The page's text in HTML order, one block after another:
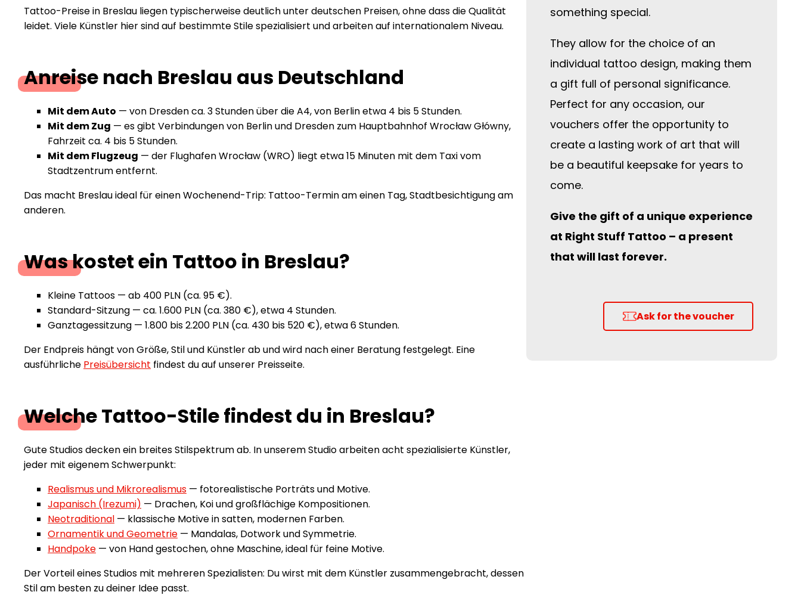
Tattoo-Preise in Breslau liegen typischerweise deutlich unter deutschen Preisen, ohne dass die Qualität
leidet. Viele Künstler hier sind auf bestimmte Stile spezialisiert und arbeiten auf internationalem Niveau.
Anreise nach Breslau aus Deutschland
Mit dem Auto — von Dresden ca. 3 Stunden über die A4, von Berlin etwa 4 bis 5 Stunden.
Mit dem Zug — es gibt Verbindungen von Berlin und Dresden zum Hauptbahnhof Wrocław Główny,
Fahrzeit ca. 4 bis 5 Stunden.
Mit dem Flugzeug — der Flughafen Wrocław (WRO) liegt etwa 15 Minuten mit dem Taxi vom
Stadtzentrum entfernt.
Das macht Breslau ideal für einen Wochenend-Trip: Tattoo-Termin am einen Tag, Stadtbesichtigung am
anderen.
Was kostet ein Tattoo in Breslau?
Kleine Tattoos — ab 400 PLN (ca. 95 €).
Standard-Sitzung — ca. 1.600 PLN (ca. 380 €), etwa 4 Stunden.
Ganztagessitzung — 1.800 bis 2.200 PLN (ca. 430 bis 520 €), etwa 6 Stunden.
Der Endpreis hängt von Größe, Stil und Künstler ab und wird nach einer Beratung festgelegt. Eine
ausführliche Preisübersicht findest du auf unserer Preisseite.
Welche Tattoo-Stile findest du in Breslau?
Gute Studios decken ein breites Stilspektrum ab. In unserem Studio arbeiten acht spezialisierte Künstler,
jeder mit eigenem Schwerpunkt:
Realismus und Mikrorealismus — fotorealistische Porträts und Motive.
Japanisch (Irezumi) — Drachen, Koi und großflächige Kompositionen.
Neotraditional — klassische Motive in satten, modernen Farben.
Ornamentik und Geometrie — Mandalas, Dotwork und Symmetrie.
Handpoke — von Hand gestochen, ohne Maschine, ideal für feine Motive.
Der Vorteil eines Studios mit mehreren Spezialisten: Du wirst mit dem Künstler zusammengebracht, dessen
Stil am besten zu deiner Idee passt.
something special.
They allow for the choice of an
individual tattoo design, making them
a gift full of personal significance.
Perfect for any occasion, our
vouchers offer the opportunity to
create a lasting work of art that will
be a beautiful keepsake for years to
come.
Give the gift of a unique experience
at Right Stuff Tattoo – a present
that will last forever.
Ask for the voucher